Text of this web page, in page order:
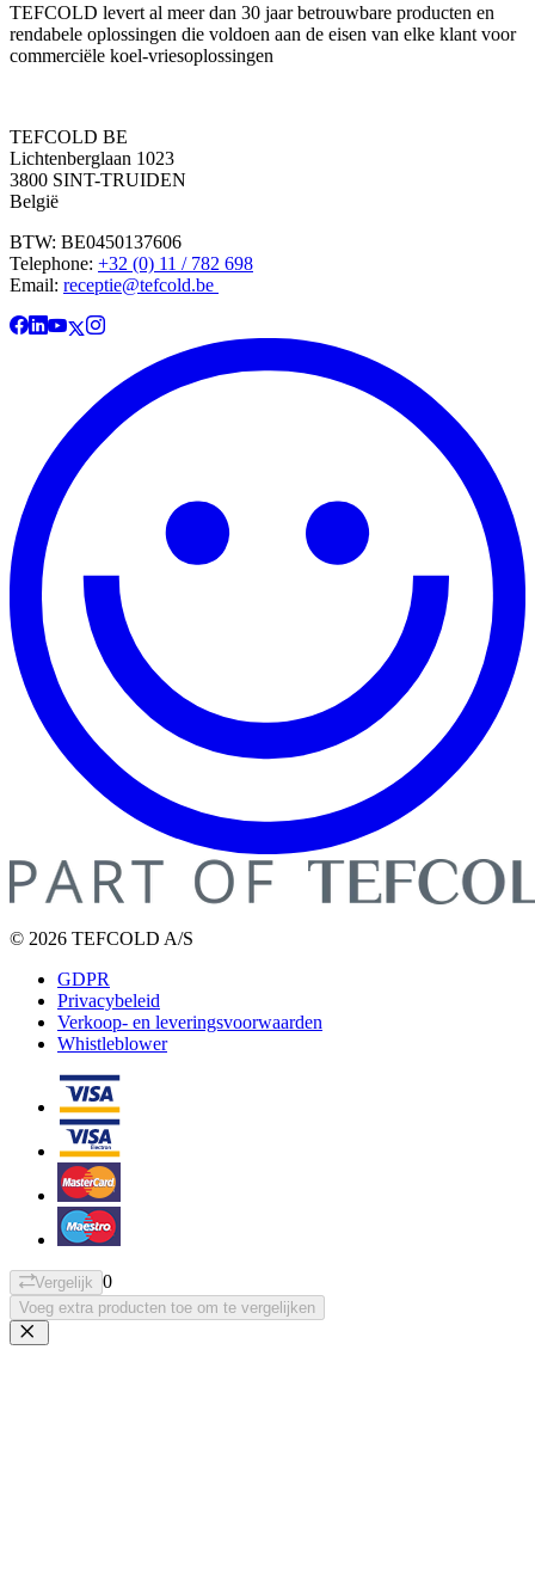
TEFCOLD levert al meer dan 30 jaar betrouwbare producten en
rendabele oplossingen die voldoen aan de eisen van elke klant voor
commerciële koel-vriesoplossingen
TEFCOLD BE
Lichtenberglaan 1023
3800 SINT-TRUIDEN
België
BTW: BE0450137606
Telephone: +32 (0) 11 / 782 698
Email: receptie@tefcold.be
© 2026 TEFCOLD A/S
GDPR
Privacybeleid
Verkoop- en leveringsvoorwaarden
Whistleblower
Vergelijk 0
Voeg extra producten toe om te vergelijken